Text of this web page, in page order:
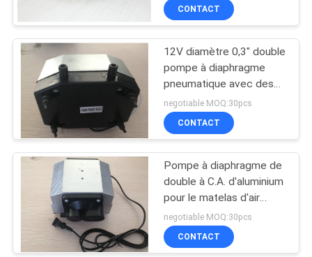
POLICY
CONTACT
12V diamètre 0,3" double
pompe à diaphragme
pneumatique avec des
valves d'ornithorynque
negotiable MOQ:30pcs
CONTACT
Pompe à diaphragme de
double à C.A. d'aluminium
pour le matelas d'air
60L/haute pression de M
30KPA
negotiable MOQ:30pcs
CONTACT